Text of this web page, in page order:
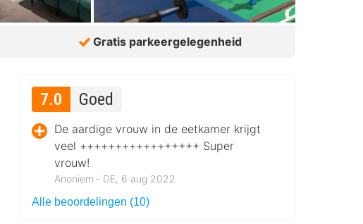
Gratis parkeergelegenheid
7.0 Goed
De aardige vrouw in de eetkamer krijgt
veel +++++++++++++++++ Super
vrouw!
Anoniem ‐ DE, 6 aug 2022
Alle beoordelingen (10)